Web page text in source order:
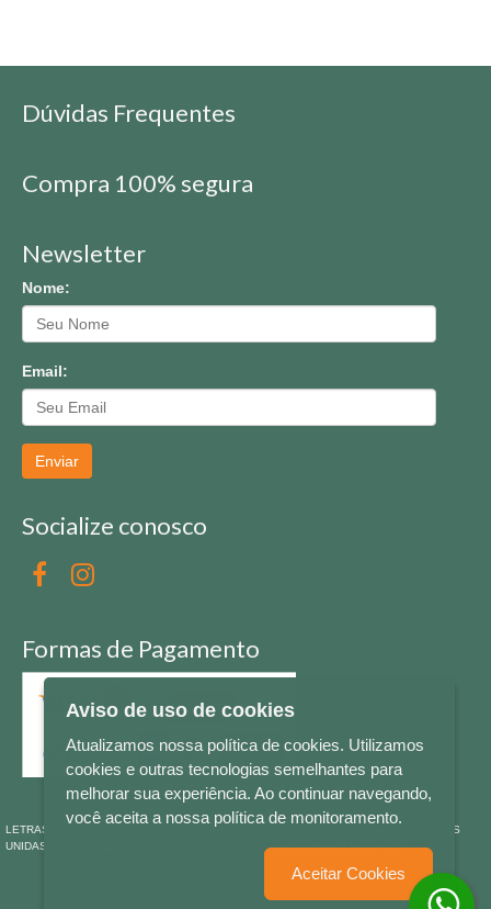
Dúvidas Frequentes
Compra 100% segura
Newsletter
Nome:
Email:
Enviar
Socialize conosco
Formas de Pagamento
LETRAS & CIA - CNPJ n° 88.587.548/0001-20 - Térreo Bourbon Shopping - AV. NAÇÕES
UNIDAS , 2001 - Lojas 1064/1065 - RIO BRANCO - - NOVO HAMBURGO - RS
Aviso de uso de cookies
Atualizamos nossa política de cookies. Utilizamos
cookies e outras tecnologias semelhantes para
melhorar sua experiência. Ao continuar navegando,
você aceita a nossa política de monitoramento.
Aceitar Cookies